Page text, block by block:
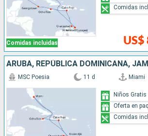
Comidas incluidas US$
Comidas
MSC Poesia 11 d Miami
Niños Gratis
Oferta en
Comidas